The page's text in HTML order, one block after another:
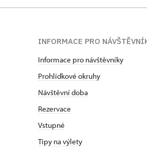
INFORMACE PRO
Informace pro návštěvníky
Prohlídkové okruhy
Návštěvní doba
Rezervace
Vstupné
Tipy na výlety